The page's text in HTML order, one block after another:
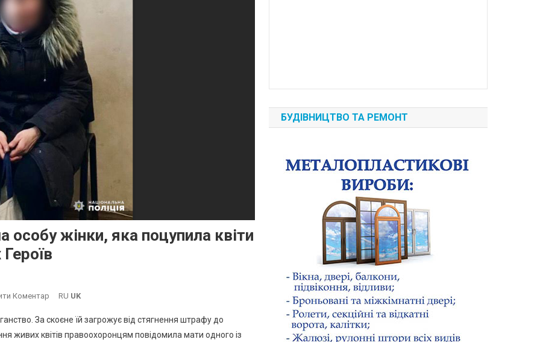
жінки, яка поцупила квіти
Коментар
Южному
Поліція
RU UK
За скоєне їй загрожує від стягнення штрафу до
живих квітів правоохоронцям повідомила мати одного із
БУДІВНИЦТВО ТА РЕМОНТ